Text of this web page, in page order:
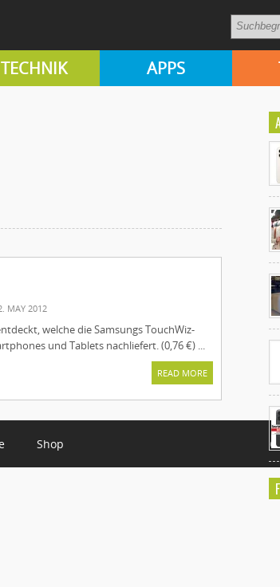
TECHNIK APPS
MAY 2012
welche die Samsungs TouchWiz-
und Tablets nachliefert. (0,76 €) ...
READ MORE
Shop